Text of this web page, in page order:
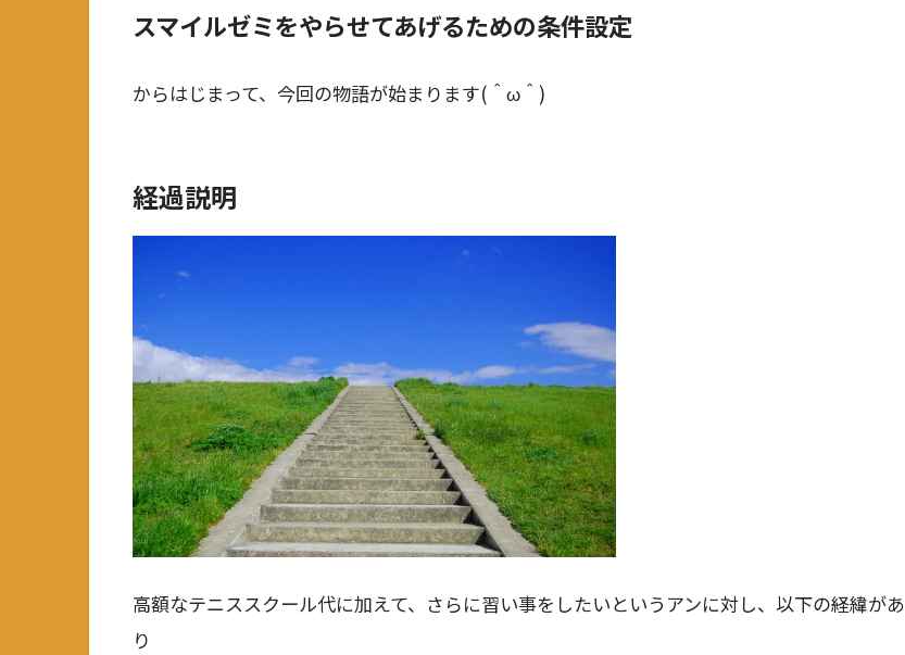
スマイルゼミをやらせてあげるための条件設定
からはじまって、今回の物語が始まります(＾ω＾)
経過説明
高額なテニススクール代に加えて、さらに習い事をしたいというアンに対し、以下の経緯があ
り